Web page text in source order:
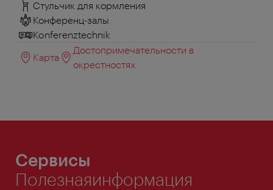
Стульчик для кормления
Конференц-залы
Konferenztechnik
Карта
Достопримечательности в
окрестностях
Сервисы
Полезнаяинформация